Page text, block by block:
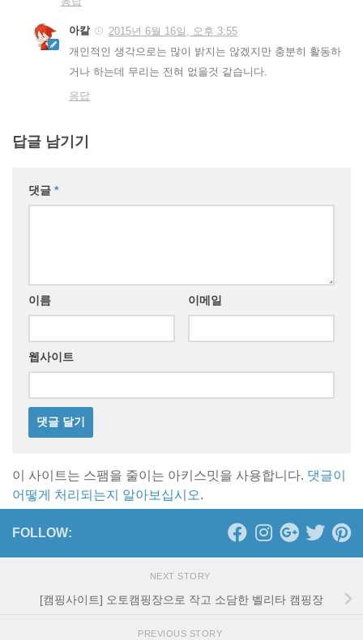
아칼
2015년 6월 16일, 오후 3:55
개인적인 생각으로는 많이 밝지는 않겠지만 충분히 활동하
거나 하는데 무리는 전혀 없을것 같습니다.
응답
답글 남기기
댓글 *
이름 이메일
웹사이트
이 사이트는 스팸을 줄이는 아키스밋을 사용합니다. 댓글이
어떻게 처리되는지 알아보십시오.
FOLLOW:
NEXT STORY
[캠핑사이트] 오토캠핑장으로 작고 소담한 벨리타 캠핑장
PREVIOUS STORY